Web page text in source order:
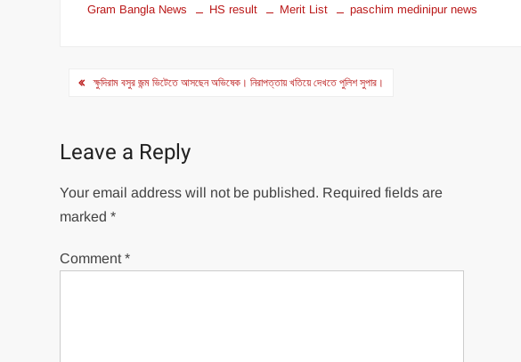
Gram Bangla News HS result Merit List paschim medinipur news
Post
ক্ষুদিরাম বসুর জন্ম ভিটেতে আসছেন অভিষেক। নিরাপত্তায় খতিয়ে দেখতে পুলিশ সুপার।
Leave a Reply
Your email address will not be published. Required fields are
marked*
Comment*